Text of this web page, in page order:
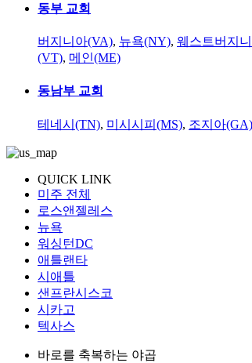
동부 교회
버지니아(VA), 뉴욕(NY), 웨스트버지
(VT), 메인(ME)
동남부 교회
테네시(TN), 미시시피(MS), 조지아(GA)
QUICK LINK
미주 전체
로스앤젤레스
뉴욕
워싱턴DC
애틀랜타
시애틀
샌프란시스코
시카고
텍사스
바로를 축복하는 야곱